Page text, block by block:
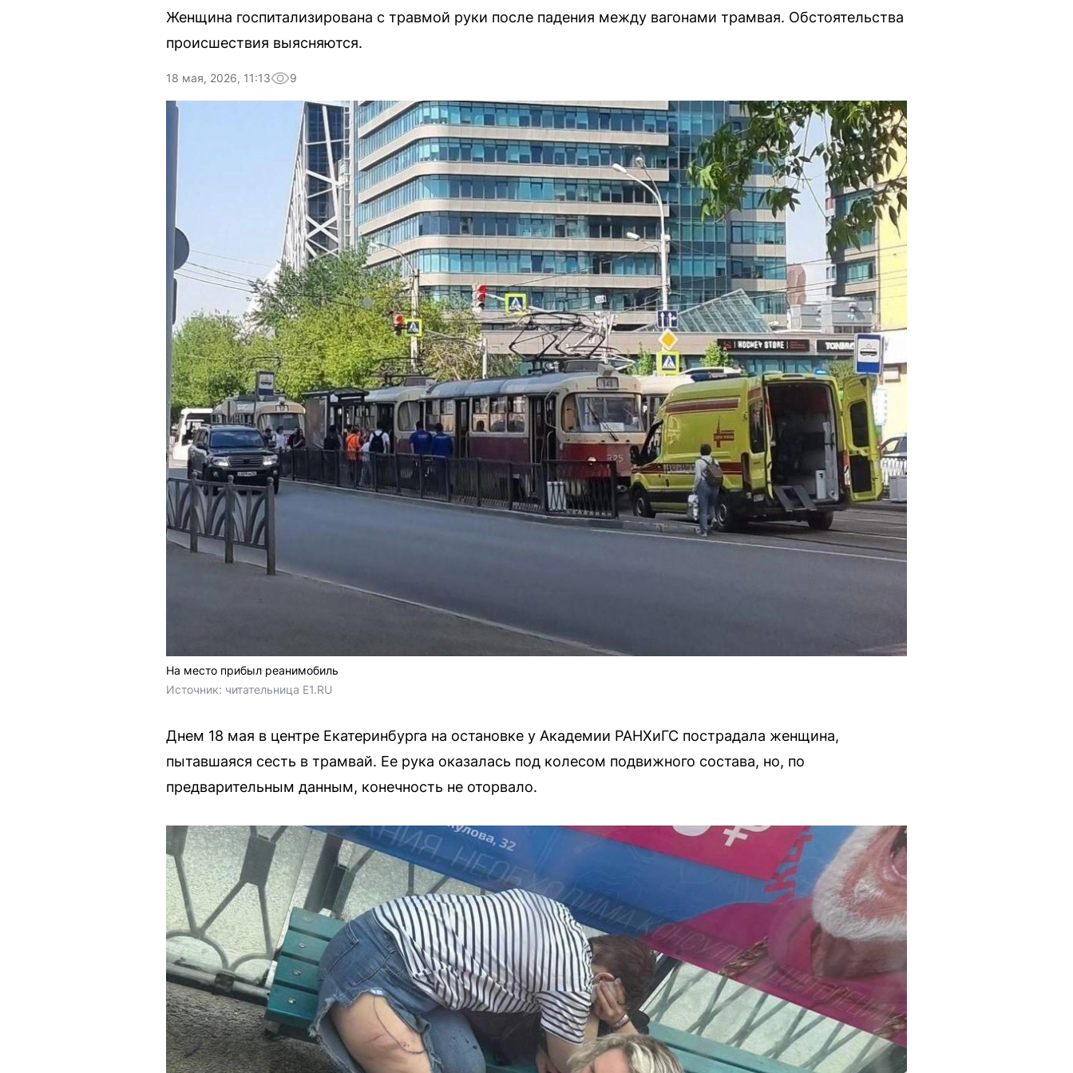
Женщина госпитализирована с травмой руки после падения между вагонами трамвая. Обстоятельства
происшествия выясняются.
18 мая, 2026, 11:13 9
На место прибыл реанимобиль
Источник: читательница E1.RU
Днем 18 мая в центре Екатеринбурга на остановке у Академии РАНХиГС пострадала женщина,
пытавшаяся сесть в трамвай. Ее рука оказалась под колесом подвижного состава, но, по
предварительным данным, конечность не оторвало.